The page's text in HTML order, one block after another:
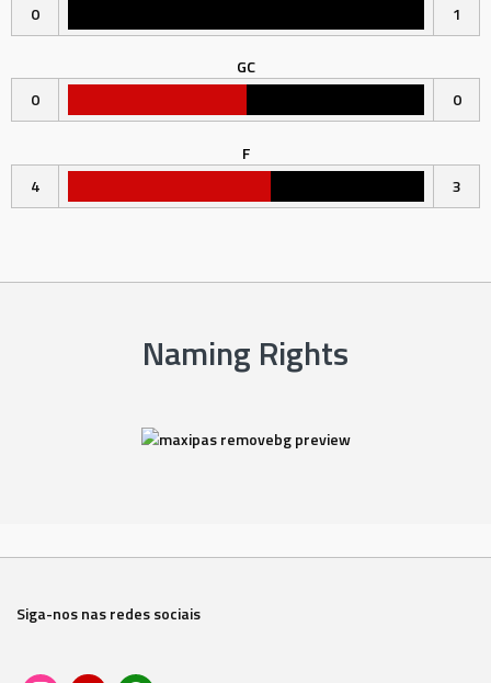
0
1
GC
0
0
F
4
3
Naming Rights
Siga-nos nas redes sociais